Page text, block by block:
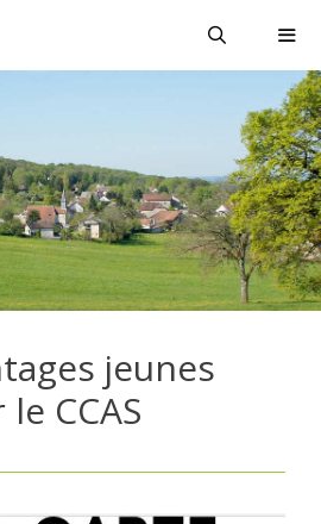
jeunes
CCAS